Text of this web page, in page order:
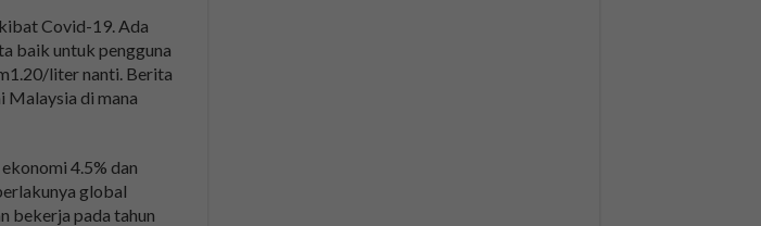
Covid-19. Ada
baik untuk pengguna
liter nanti. Berita
Malaysia di mana
4.5% dan
global
bekerja pada tahun